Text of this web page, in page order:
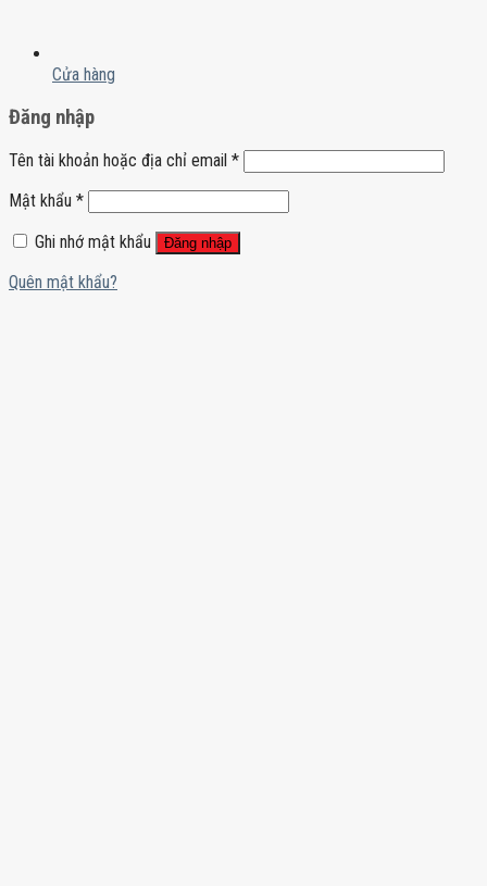
Cửa hàng
Đăng nhập
Tên tài khoản hoặc địa chỉ email *
Mật khẩu *
Ghi nhớ mật khẩu
Đăng nhập
Quên mật khẩu?